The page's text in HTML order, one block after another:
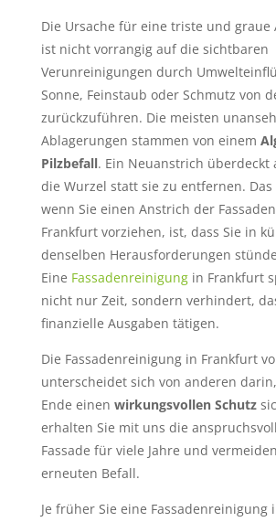
Die Ursache für eine triste und graue
ist nicht vorrangig auf die sichtbaren
Verunreinigungen durch
Sonne, Feinstaub oder Schmutz von
zurückzuführen. Die meisten
Ablagerungen stammen von einem
Pilzbefall. Ein Neuanstrich überdeckt
die Wurzel statt sie zu entfernen. Das
wenn Sie einen Anstrich der
Frankfurt vorziehen, ist, dass Sie in
denselben Herausforderungen
Eine Fassadenreinigung in Frankfurt
nicht nur Zeit, sondern verhindert,
finanzielle Ausgaben tätigen.
Die Fassadenreinigung in Frankfurt
unterscheidet sich von anderen
Ende einen wirkungsvollen Schutz
erhalten Sie mit uns die
Fassade für viele Jahre und
erneuten Befall.
Je früher Sie eine Fassadenreinigung